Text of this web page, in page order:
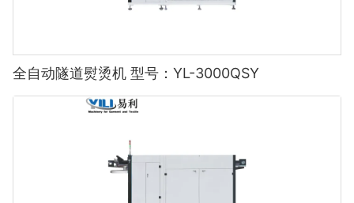
全自动隧道熨烫机 型号：YL-3000QSY